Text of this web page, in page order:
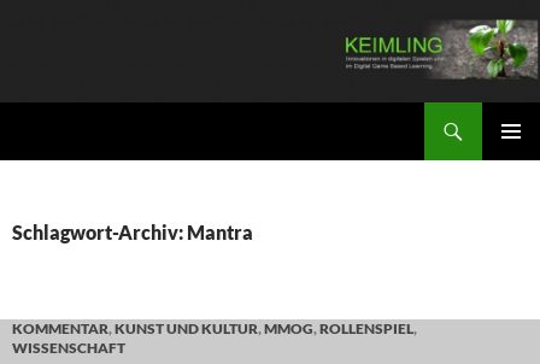
Schlagwort-Archiv: Mantra
KOMMENTAR,KUNST UND KULTUR,MMOG,ROLLENSPIEL,
WISSENSCHAFT